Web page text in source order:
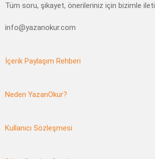
Tüm soru, şikayet, önerileriniz için bizimle
info@yazanokur.com
İçerik Paylaşım Rehberi
Neden YazanOkur?
Kullanıcı Sözleşmesi